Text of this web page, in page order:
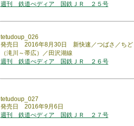
週刊 鉄道ぺディア 国鉄ＪＲ ２５号
tetudoup_026
発売日 2016年8月30日 新快速／つばさ／ちど
（滝川～帯広）／田沢湖線
週刊 鉄道ぺディア 国鉄ＪＲ ２６号
tetudoup_027
発売日 2016年9月6日
週刊 鉄道ぺディア 国鉄ＪＲ ２７号